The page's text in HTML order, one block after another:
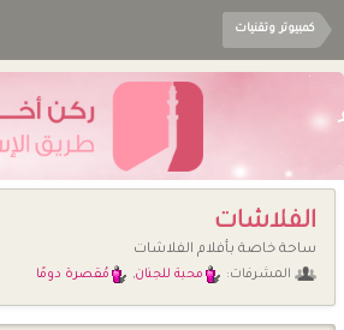
كمبيوتر وتقنيات
الفلاشات
ساحة خاصة بأفلام الفلاشات
المشرفات: محبة للجنان, مُقصرة دومًا